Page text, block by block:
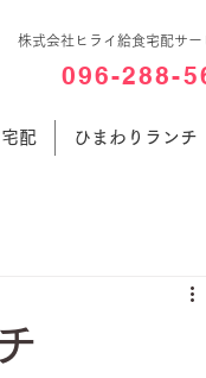
株式会社ヒライ給食宅配サ
096-288-
配 ひまわりランチ